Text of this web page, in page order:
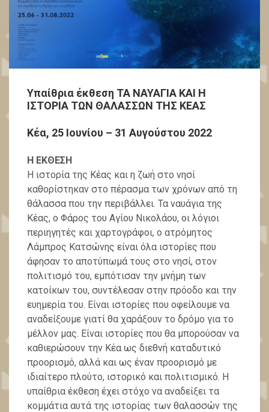
Υπαίθρια έκθεση ΤΑ ΝΑΥΑΓΙΑ ΚΑΙ Η
ΙΣΤΟΡΙΑ ΤΩΝ ΘΑΛΑΣΣΩΝ ΤΗΣ ΚΕΑΣ
Κέα, 25 Ιουνίου – 31 Αυγούστου 2022
Η ΕΚΘΕΣΗ
Η ιστορία της Κέας και η ζωή στο νησί
καθορίστηκαν στο πέρασμα των χρόνων από τη
θάλασσα που την περιβάλλει. Τα ναυάγια της
Κέας, ο Φάρος του Αγίου Νικολάου, οι λόγιοι
περιηγητές και χαρτογράφοι, ο ατρόμητος
Λάμπρος Κατσώνης είναι όλα ιστορίες που
άφησαν το αποτύπωμά τους στο νησί, στον
πολιτισμό του, εμπότισαν την μνήμη των
κατοίκων του, συντέλεσαν στην πρόοδο και την
ευημερία του. Είναι ιστορίες που οφείλουμε να
αναδείξουμε γιατί θα χαράξουν το δρόμο για το
μέλλον μας. Είναι ιστορίες που θα μπορούσαν να
καθιερώσουν την Κέα ως διεθνή καταδυτικό
προορισμό, αλλά και ως έναν προορισμό με
ιδιαίτερο πλούτο, ιστορικό και πολιτισμικό. Η
υπαίθρια έκθεση έχει στόχο να αναδείξει τα
κομμάτια αυτά της ιστορίας των θαλασσών της